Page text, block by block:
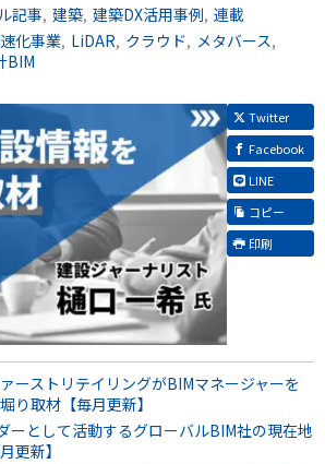
記事 建築 建築DX活用事例 連載
化事業 LiDAR クラウド
メタバース
BIM
Twitter
Facebook
LINE
コピー
印刷
ーストリテイリングがBIMマネージャーを
り取材【毎月更新】
ーとして活動するグローバルBIM社の現在地
更新】